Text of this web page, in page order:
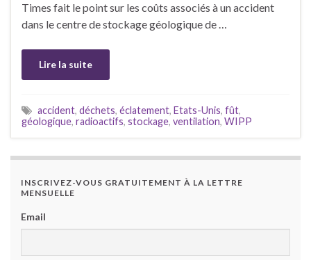
Times fait le point sur les coûts associés à un accident
dans le centre de stockage géologique de …
Lire la suite
accident, déchets, éclatement, Etats-Unis, fût,
géologique, radioactifs, stockage, ventilation, WIPP
INSCRIVEZ-VOUS GRATUITEMENT À LA LETTRE
MENSUELLE
Email